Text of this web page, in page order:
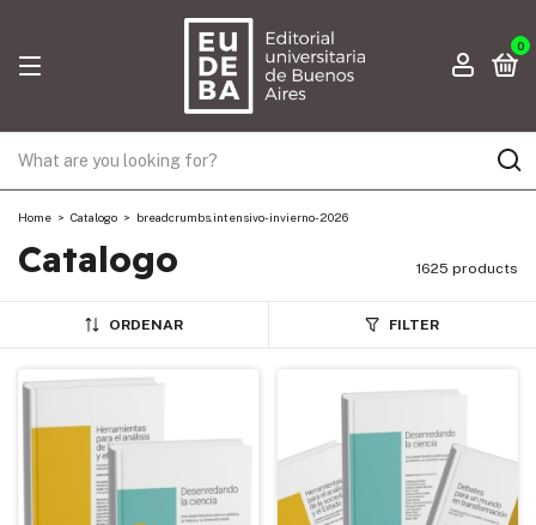
0
Home > Catalogo > breadcrumbs.intensivo-invierno-2026
Catalogo 1625 products
ORDENAR FILTER